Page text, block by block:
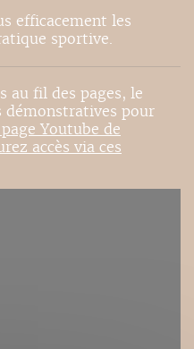
efficacement les
sportive.
au fil des pages, le
démonstratives pour
Youtube de
accès via ces